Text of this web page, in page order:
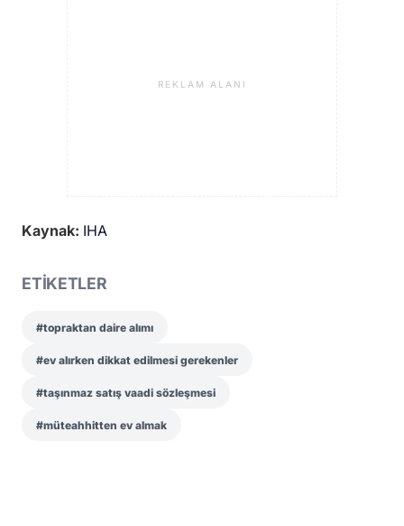
REKLAM ALANI
Kaynak: IHA
ETİKETLER
#topraktan daire alımı
#ev alırken dikkat edilmesi gerekenler
#taşınmaz satış vaadi sözleşmesi
#müteahhitten ev almak